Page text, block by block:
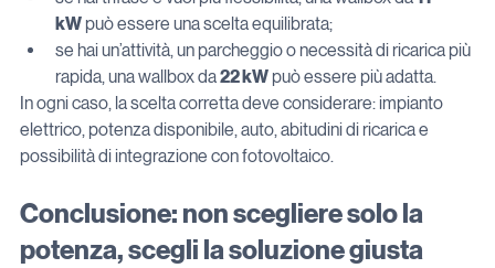
kW può essere una scelta equilibrata;
se hai un’attività, un parcheggio o necessità di ricarica più
rapida, una wallbox da 22 kW può essere più adatta.
In ogni caso, la scelta corretta deve considerare: impianto
elettrico, potenza disponibile, auto, abitudini di ricarica e
possibilità di integrazione con fotovoltaico.
Conclusione: non scegliere solo la
potenza, scegli la soluzione giusta